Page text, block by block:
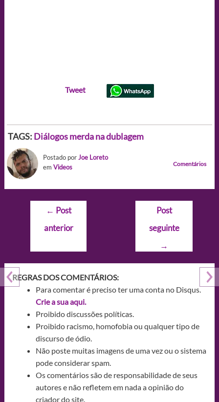
Tweet
TAGS: Diálogos merda na dublagem
Postado porJoe Loreto
em Videos Comentários
Navegação
Post
← Post
anterior
Post
seguinte
→
REGRAS DOS COMENTÁRIOS:
Para comentar é preciso ter uma conta no Disqus.
Crie a sua aqui.
Proibido discussões políticas.
Proibido racismo, homofobia ou qualquer tipo de
discurso de ódio.
Não poste muitas imagens de uma vez ou o sistema
pode considerar spam.
Os comentários são de responsabilidade de seus
autores e não refletem em nada a opinião do
criador do site.